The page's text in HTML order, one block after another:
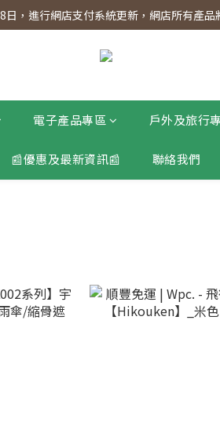
三全單95折!!!（優惠期至2026年12月31
日，進行網店支付系統更新，網店所有產
電子產品專區 戶外及旅行
📰優惠及最新資訊📰 聯絡我們